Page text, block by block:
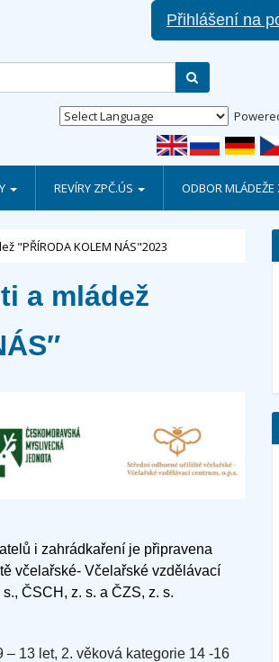
Přihlášení na
REVÍRY ZPČ.ÚS ODBOR MLÁDEŽE
"PŘÍRODA KOLEM NÁS"2023
a mládež
i zahrádkaření je připravena
včelařské- Včelařské vzdělávací
ČSCH, z. s. a ČZS, z. s.
13 let, 2. věková kategorie 14 -16